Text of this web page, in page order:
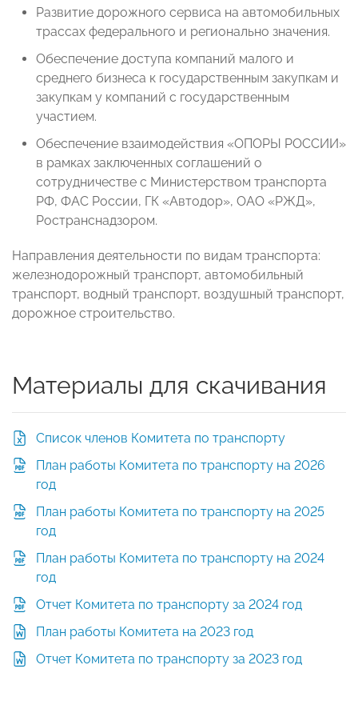
Развитие дорожного сервиса на автомобильных
трассах федерального и регионально значения.
Обеспечение доступа компаний малого и
среднего бизнеса к государственным закупкам и
закупкам у компаний с государственным
участием.
Обеспечение взаимодействия «ОПОРЫ РОССИИ»
в рамках заключенных соглашений о
сотрудничестве с Министерством транспорта
РФ, ФАС России, ГК «Автодор», ОАО «РЖД»,
Ространснадзором.
Направления деятельности по видам транспорта:
железнодорожный транспорт, автомобильный
транспорт, водный транспорт, воздушный транспорт,
дорожное строительство.
Материалы для скачивания
Список членов Комитета по транспорту
План работы Комитета по транспорту на 2026
год
План работы Комитета по транспорту на 2025
год
План работы Комитета по транспорту на 2024
год
Отчет Комитета по транспорту за 2024 год
План работы Комитета на 2023 год
Отчет Комитета по транспорту за 2023 год